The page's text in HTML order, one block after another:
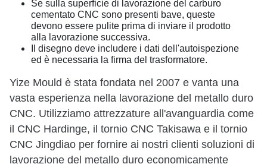
Se sulla superficie di lavorazione del carburo
cementato CNC sono presenti bave, queste
devono essere pulite prima di inviare il prodotto
alla lavorazione successiva.
Il disegno deve includere i dati dell'autoispezione
ed è necessaria la firma del trasformatore.
Yize Mould è stata fondata nel 2007 e vanta una
vasta esperienza nella lavorazione del metallo duro
CNC. Utilizziamo attrezzature all'avanguardia come
il CNC Hardinge, il tornio CNC Takisawa e il tornio
CNC Jingdiao per fornire ai nostri clienti soluzioni di
lavorazione del metallo duro economicamente